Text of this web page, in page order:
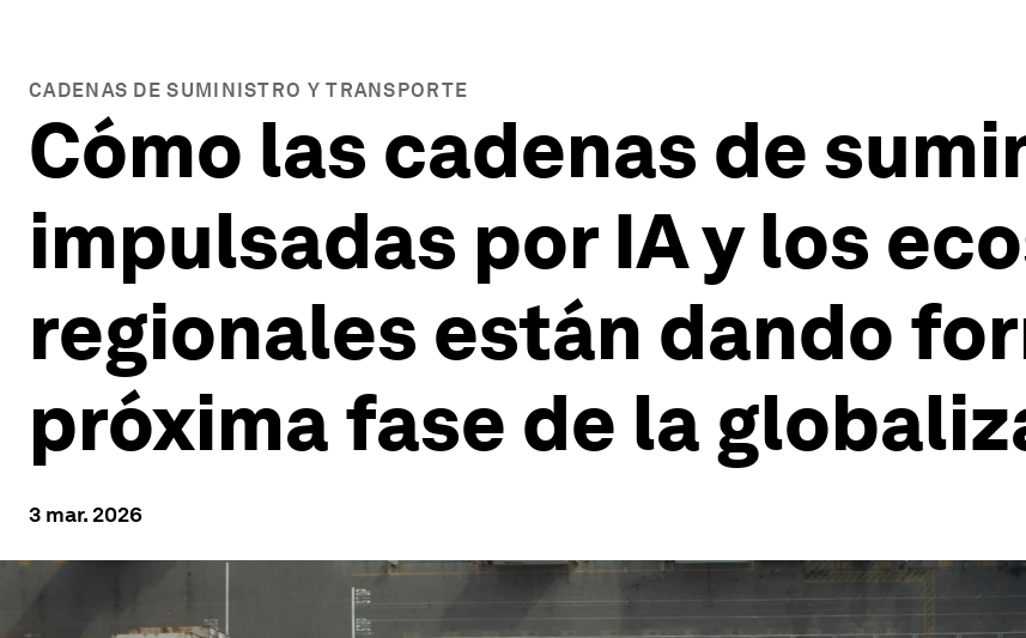
CADENAS DE SUMINISTRO Y TRANSPORTE
Cómo las cadenas de
impulsadas por IA y los
regionales están dando
próxima fase de la
3 mar. 2026